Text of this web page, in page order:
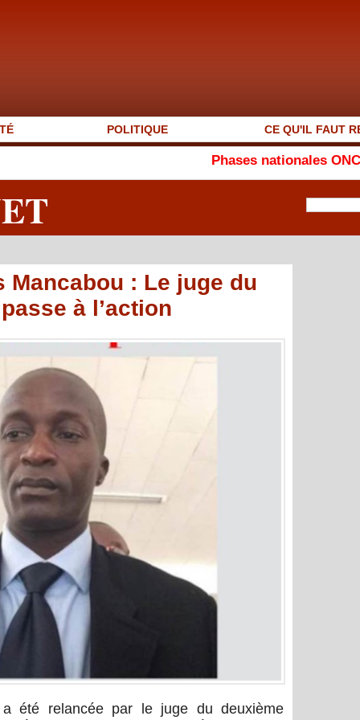
POLITIQUE CE QU'IL FAUT
Phases nationales ONCAV 2026 :
Mancabou : Le juge du
à l’action
a été relancée par le juge du deuxième